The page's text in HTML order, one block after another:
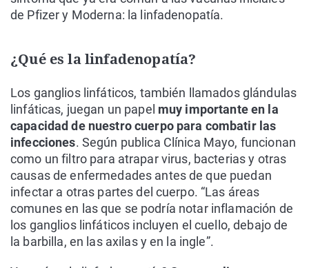
de Pfizer y Moderna: la linfadenopatía.
¿Qué es la linfadenopatía?
Los ganglios linfáticos, también llamados glándulas
linfáticas, juegan un papel muy importante en la
capacidad de nuestro cuerpo para combatir las
infecciones. Según publica Clínica Mayo, funcionan
como un filtro para atrapar virus, bacterias y otras
causas de enfermedades antes de que puedan
infectar a otras partes del cuerpo. “Las áreas
comunes en las que se podría notar inflamación de
los ganglios linfáticos incluyen el cuello, debajo de
la barbilla, en las axilas y en la ingle”.